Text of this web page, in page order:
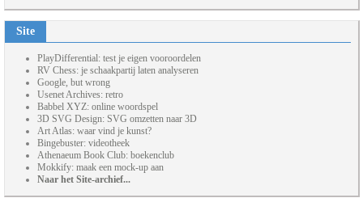
Site
PlayDifferential: test je eigen vooroordelen
RV Chess: je schaakpartij laten analyseren
Google, but wrong
Usenet Archives: retro
Babbel XYZ: online woordspel
3D SVG Design: SVG omzetten naar 3D
Art Atlas: waar vind je kunst?
Bingebuster: videotheek
Athenaeum Book Club: boekenclub
Mokkify: maak een mock-up aan
Naar het Site-archief...